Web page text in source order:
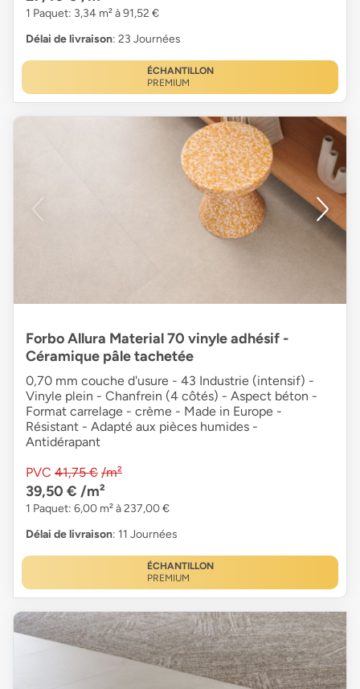
1 Paquet: 3,34 m² à 91,52 €
Délai de livraison: 23 Journées
ÉCHANTILLON
PREMIUM
Forbo Allura Material 70 vinyle adhésif -
Céramique pâle tachetée
0,70 mm couche d'usure - 43 Industrie (intensif) -
Vinyle plein - Chanfrein (4 côtés) - Aspect béton -
Format carrelage - crème - Made in Europe -
Résistant - Adapté aux pièces humides -
Antidérapant
PVC 41,75 € /m²
39,50 € /m²
1 Paquet: 6,00 m² à 237,00 €
Délai de livraison: 11 Journées
ÉCHANTILLON
PREMIUM